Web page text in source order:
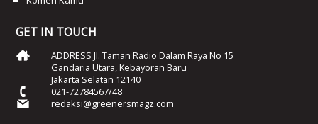
GET IN TOUCH
ADDRESS Jl. Taman Radio Dalam Raya No 15
Gandaria Utara, Kebayoran Baru
Jakarta Selatan 12140
021-72784567/48
redaksi@greenersmagz.com